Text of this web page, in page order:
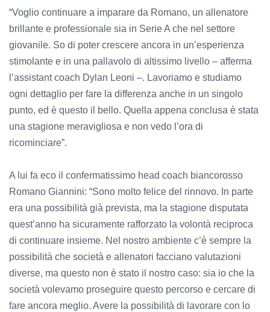
“Voglio continuare a imparare da Romano, un allenatore
brillante e professionale sia in Serie A che nel settore
giovanile. So di poter crescere ancora in un’esperienza
stimolante e in una pallavolo di altissimo livello – afferma
l’assistant coach Dylan Leoni –. Lavoriamo e studiamo
ogni dettaglio per fare la differenza anche in un singolo
punto, ed è questo il bello. Quella appena conclusa è stata
una stagione meravigliosa e non vedo l’ora di
ricominciare”.
A lui fa eco il confermatissimo head coach biancorosso
Romano Giannini: “Sono molto felice del rinnovo. In parte
era una possibilità già prevista, ma la stagione disputata
quest’anno ha sicuramente rafforzato la volontà reciproca
di continuare insieme. Nel nostro ambiente c’è sempre la
possibilità che società e allenatori facciano valutazioni
diverse, ma questo non è stato il nostro caso: sia io che la
società volevamo proseguire questo percorso e cercare di
fare ancora meglio. Avere la possibilità di lavorare con lo